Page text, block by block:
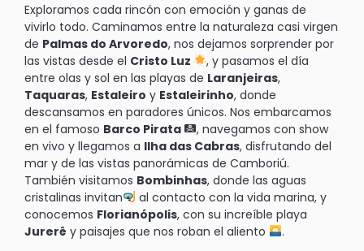
Exploramos cada rincón con emoción y ganas de
vivirlo todo. Caminamos entre la naturaleza casi virgen
de Palmas do Arvoredo, nos dejamos sorprender por
las vistas desde el Cristo Luz
, y pasamos el día
entre olas y sol en las playas de Laranjeiras,
Taquaras, Estaleiro y Estaleirinho, donde
descansamos en paradores únicos. Nos embarcamos
en el famoso Barco Pirata
, navegamos con show
en vivo y llegamos a Ilha das Cabras, disfrutando del
mar y de las vistas panorámicas de Camboriú.
También visitamos Bombinhas, donde las aguas
cristalinas invitan
al contacto con la vida marina, y
conocemos Florianópolis, con su increíble playa
Jurerê y paisajes que nos roban el aliento
.